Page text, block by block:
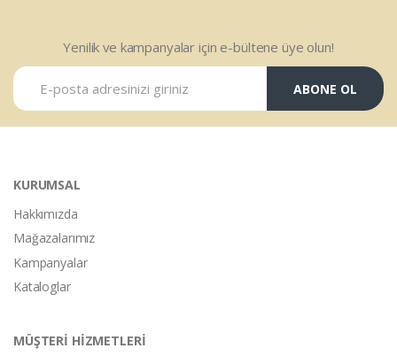
Yenilik ve kampanyalar için e-bültene üye olun!
ABONE OL
KURUMSAL
Hakkımızda
Mağazalarımız
Kampanyalar
Kataloglar
MÜŞTERİ HİZMETLERİ